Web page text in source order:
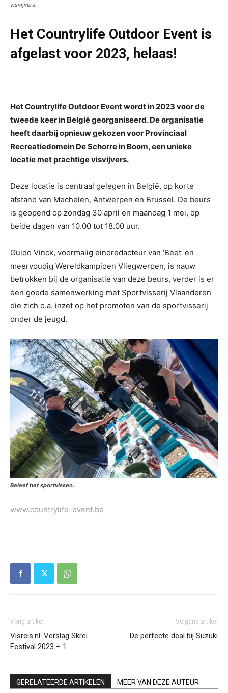
visvijvers.
Het Countrylife Outdoor Event is
afgelast voor 2023, helaas!
Het Countrylife Outdoor Event wordt in 2023 voor de
tweede keer in België georganiseerd. De organisatie
heeft daarbij opnieuw gekozen voor Provinciaal
Recreatiedomein De Schorre in Boom, een unieke
locatie met prachtige visvijvers.
Deze locatie is centraal gelegen in België, op korte
afstand van Mechelen, Antwerpen en Brussel. De beurs
is geopend op zondag 30 april en maandag 1 mei, op
beide dagen van 10.00 tot 18.00 uur.
Guido Vinck, voormalig eindredacteur van ‘Beet’ en
meervoudig Wereldkampioen Vliegwerpen, is nauw
betrokken bij de organisatie van deze beurs, verder is er
een goede samenwerking met Sportvisserij Vlaanderen
die zich o.a. inzet op het promoten van de sportvisserij
onder de jeugd.
Beleef het sportvissen.
www.countrylife-event.be
Vorig artikel
Visreis.nl: Verslag Skrei
Festival 2023 – 1
Volgend artikel
De perfecte deal bij Suzuki
GERELATEERDE ARTIKELEN MEER VAN DEZE AUTEUR